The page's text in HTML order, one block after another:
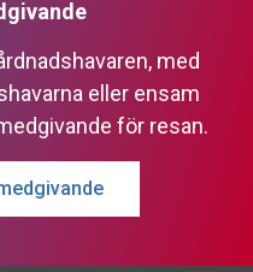
med
eller ensam
för resan.